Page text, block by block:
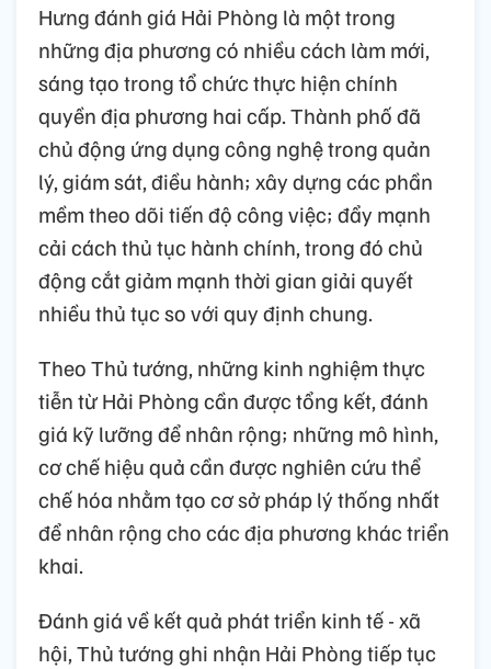
Hưng đánh giá Hải Phòng là một trong
những địa phương có nhiều cách làm mới,
sáng tạo trong tổ chức thực hiện chính
quyền địa phương hai cấp. Thành phố đã
chủ động ứng dụng công nghệ trong quản
lý, giám sát, điều hành; xây dựng các phần
mềm theo dõi tiến độ công việc; đẩy mạnh
cải cách thủ tục hành chính, trong đó chủ
động cắt giảm mạnh thời gian giải quyết
nhiều thủ tục so với quy định chung.
Theo Thủ tướng, những kinh nghiệm thực
tiễn từ Hải Phòng cần được tổng kết, đánh
giá kỹ lưỡng để nhân rộng; những mô hình,
cơ chế hiệu quả cần được nghiên cứu thể
chế hóa nhằm tạo cơ sở pháp lý thống nhất
để nhân rộng cho các địa phương khác triển
khai.
Đánh giá về kết quả phát triển kinh tế - xã
hội, Thủ tướng ghi nhận Hải Phòng tiếp tục